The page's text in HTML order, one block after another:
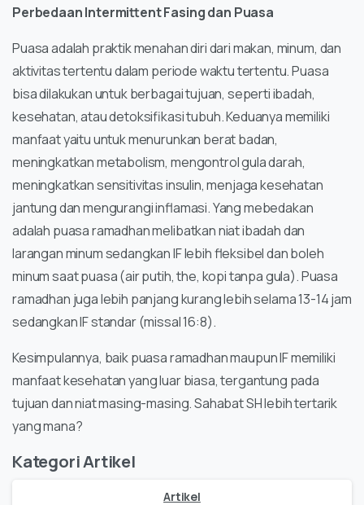
Perbedaan Intermittent Fasing dan Puasa
Puasa adalah praktik menahan diri dari makan, minum, dan
aktivitas tertentu dalam periode waktu tertentu. Puasa
bisa dilakukan untuk berbagai tujuan, seperti ibadah,
kesehatan, atau detoksifikasi tubuh. Keduanya memiliki
manfaat yaitu untuk menurunkan berat badan,
meningkatkan metabolism, mengontrol gula darah,
meningkatkan sensitivitas insulin, menjaga kesehatan
jantung dan mengurangi inflamasi. Yang mebedakan
adalah puasa ramadhan melibatkan niat ibadah dan
larangan minum sedangkan IF lebih fleksibel dan boleh
minum saat puasa (air putih, the, kopi tanpa gula). Puasa
ramadhan juga lebih panjang kurang lebih selama 13-14 jam
sedangkan IF standar (missal 16:8).
Kesimpulannya, baik puasa ramadhan maupun IF memiliki
manfaat kesehatan yang luar biasa, tergantung pada
tujuan dan niat masing-masing. Sahabat SH lebih tertarik
yang mana?
Kategori Artikel
Artikel